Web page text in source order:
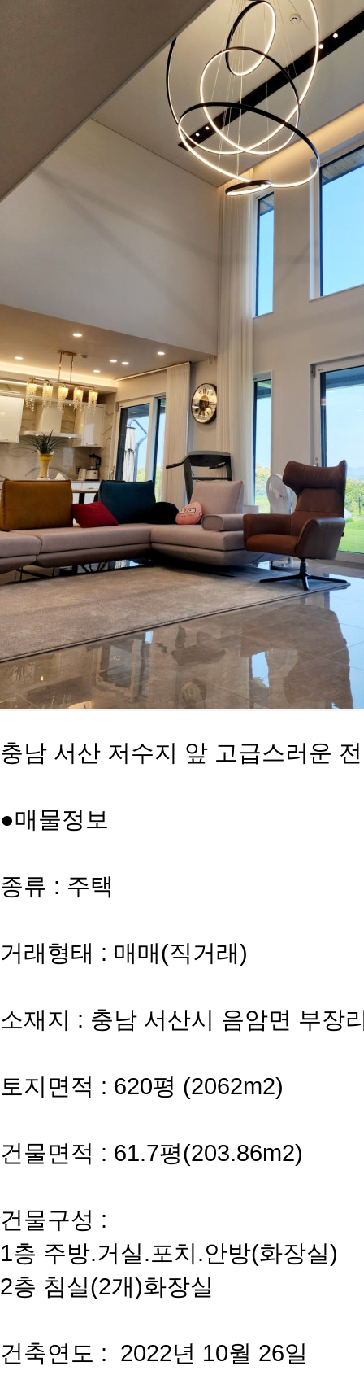
충남 서산 저수지 앞 고급스러운
●매물정보
종류 : 주택
거래형태 : 매매(직거래)
소재지 : 충남 서산시 음암면 부장
토지면적 : 620평 (2062m2)
건물면적 : 61.7평(203.86m2)
건물구성 :
1층 주방.거실.포치.안방(화장실)
2층 침실(2개)화장실
건축연도 : 2022년 10월 26일